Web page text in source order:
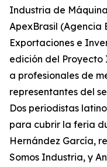
Industria de
ApexBrasil (Agencia
Exportaciones e
edición del
a profesionales de
representantes del
Dos periodistas
para cubrir la feria
Hernández García,
Somos Industria, y